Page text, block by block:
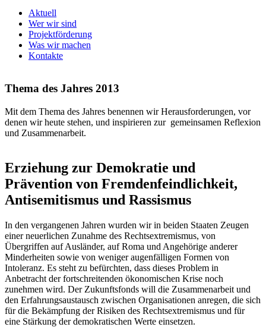
Aktuell
Wer wir sind
Projektförderung
Was wir machen
Kontakte
Thema des Jahres 2013
Mit dem Thema des Jahres benennen wir Herausforderungen, vor
denen wir heute stehen, und inspirieren zur gemeinsamen Reflexion
und Zusammenarbeit.
Erziehung zur Demokratie und
Prävention von Fremdenfeindlichkeit,
Antisemitismus und Rassismus
In den vergangenen Jahren wurden wir in beiden Staaten Zeugen
einer neuerlichen Zunahme des Rechtsextremismus, von
Übergriffen auf Ausländer, auf Roma und Angehörige anderer
Minderheiten sowie von weniger augenfälligen Formen von
Intoleranz. Es steht zu befürchten, dass dieses Problem in
Anbetracht der fortschreitenden ökonomischen Krise noch
zunehmen wird. Der Zukunftsfonds will die Zusammenarbeit und
den Erfahrungsaustausch zwischen Organisationen anregen, die sich
für die Bekämpfung der Risiken des Rechtsextremismus und für
eine Stärkung der demokratischen Werte einsetzen.